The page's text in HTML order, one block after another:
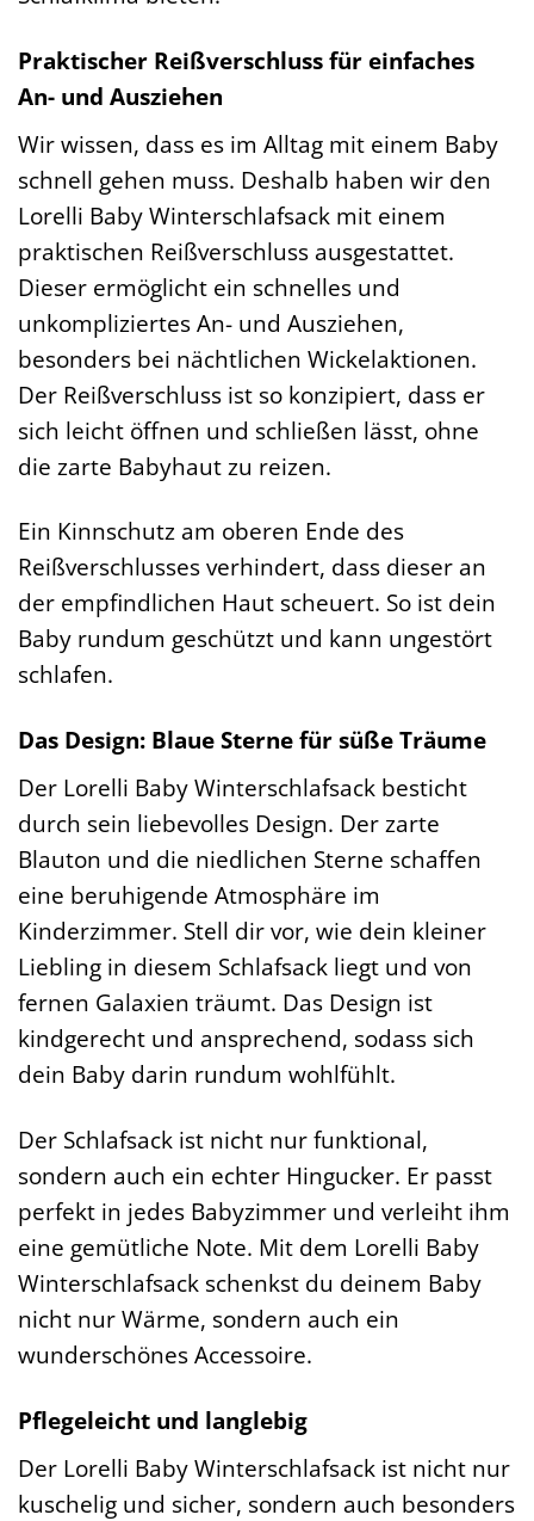
Praktischer Reißverschluss für einfaches
An- und Ausziehen
Wir wissen, dass es im Alltag mit einem Baby
schnell gehen muss. Deshalb haben wir den
Lorelli Baby Winterschlafsack mit einem
praktischen Reißverschluss ausgestattet.
Dieser ermöglicht ein schnelles und
unkompliziertes An- und Ausziehen,
besonders bei nächtlichen Wickelaktionen.
Der Reißverschluss ist so konzipiert, dass er
sich leicht öffnen und schließen lässt, ohne
die zarte Babyhaut zu reizen.
Ein Kinnschutz am oberen Ende des
Reißverschlusses verhindert, dass dieser an
der empfindlichen Haut scheuert. So ist dein
Baby rundum geschützt und kann ungestört
schlafen.
Das Design: Blaue Sterne für süße Träume
Der Lorelli Baby Winterschlafsack besticht
durch sein liebevolles Design. Der zarte
Blauton und die niedlichen Sterne schaffen
eine beruhigende Atmosphäre im
Kinderzimmer. Stell dir vor, wie dein kleiner
Liebling in diesem Schlafsack liegt und von
fernen Galaxien träumt. Das Design ist
kindgerecht und ansprechend, sodass sich
dein Baby darin rundum wohlfühlt.
Der Schlafsack ist nicht nur funktional,
sondern auch ein echter Hingucker. Er passt
perfekt in jedes Babyzimmer und verleiht ihm
eine gemütliche Note. Mit dem Lorelli Baby
Winterschlafsack schenkst du deinem Baby
nicht nur Wärme, sondern auch ein
wunderschönes Accessoire.
Pflegeleicht und langlebig
Der Lorelli Baby Winterschlafsack ist nicht nur
kuschelig und sicher, sondern auch besonders